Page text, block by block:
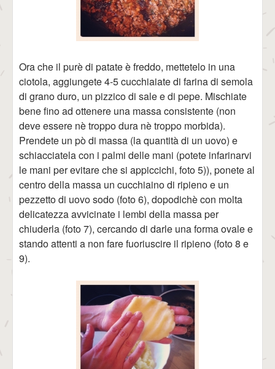
Ora che il purè di patate è freddo, mettetelo in una
ciotola, aggiungete 4-5 cucchiaiate di farina di semola
di grano duro, un pizzico di sale e di pepe. Mischiate
bene fino ad ottenere una massa consistente (non
deve essere nè troppo dura nè troppo morbida).
Prendete un pò di massa (la quantità di un uovo) e
schiacciatela con i palmi delle mani (potete infarinarvi
le mani per evitare che si appiccichi, foto 5)), ponete al
centro della massa un cucchiaino di ripieno e un
pezzetto di uovo sodo (foto 6), dopodichè con molta
delicatezza avvicinate i lembi della massa per
chiuderla (foto 7), cercando di darle una forma ovale e
stando attenti a non fare fuoriuscire il ripieno (foto 8 e
9).